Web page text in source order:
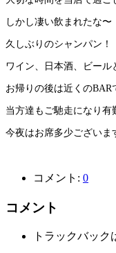
しかし凄い飲まれたな〜
久しぶりのシャンパン！
ワイン、日本酒、ビール
お帰りの後は近くのBAR
当方達もご馳走になり有
今夜はお席多少ございま
コメント: 0
コメント
トラックバック